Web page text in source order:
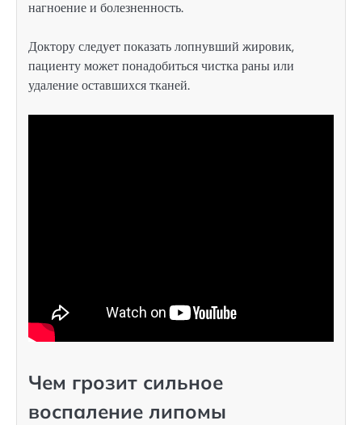
нагноение и болезненность.
Доктору следует показать лопнувший жировик,
пациенту может понадобиться чистка раны или
удаление оставшихся тканей.
Чем грозит сильное
воспаление липомы